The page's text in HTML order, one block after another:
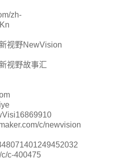
zh-
视野NewVision
视野故事汇
c/newvision
c/c-400475